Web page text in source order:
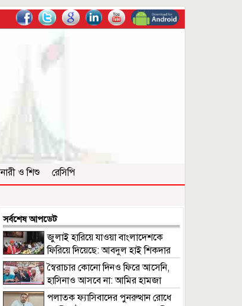
নারী ও শিশু
রেসিপি
সর্বশেষ আপডেট
জুলাই হারিয়ে যাওয়া বাংলাদেশকে
ফিরিয়ে দিয়েছে: আবদুল হাই শিকদার
স্বৈরাচার কোনো দিনও ফিরে আসেনি,
হাসিনাও আসবে না: আমির হামজা
পলাতক ফ্যাসিবাদের পুনরুত্থান রোধে